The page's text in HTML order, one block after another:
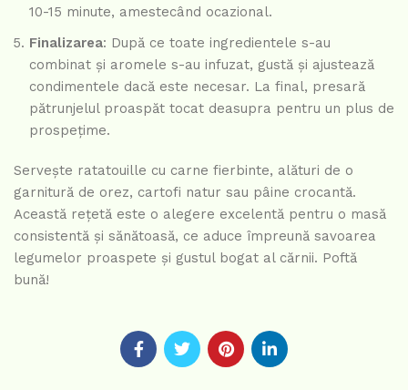
10-15 minute, amestecând ocazional.
Finalizarea: După ce toate ingredientele s-au
combinat și aromele s-au infuzat, gustă și ajustează
condimentele dacă este necesar. La final, presară
pătrunjelul proaspăt tocat deasupra pentru un plus de
prospețime.
Servește ratatouille cu carne fierbinte, alături de o
garnitură de orez, cartofi natur sau pâine crocantă.
Această rețetă este o alegere excelentă pentru o masă
consistentă și sănătoasă, ce aduce împreună savoarea
legumelor proaspete și gustul bogat al cărnii. Poftă
bună!